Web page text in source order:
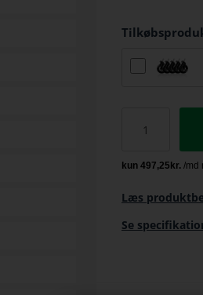
Læs
Se